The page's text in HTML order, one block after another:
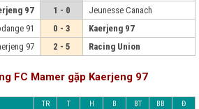
97 1 - 0
Jeunesse Canach
91 0 - 3
Kaerjeng 97
97 2 - 5 Racing Union
FC Mamer gặp Kaerjeng 97
TR T H B BT BB Đ